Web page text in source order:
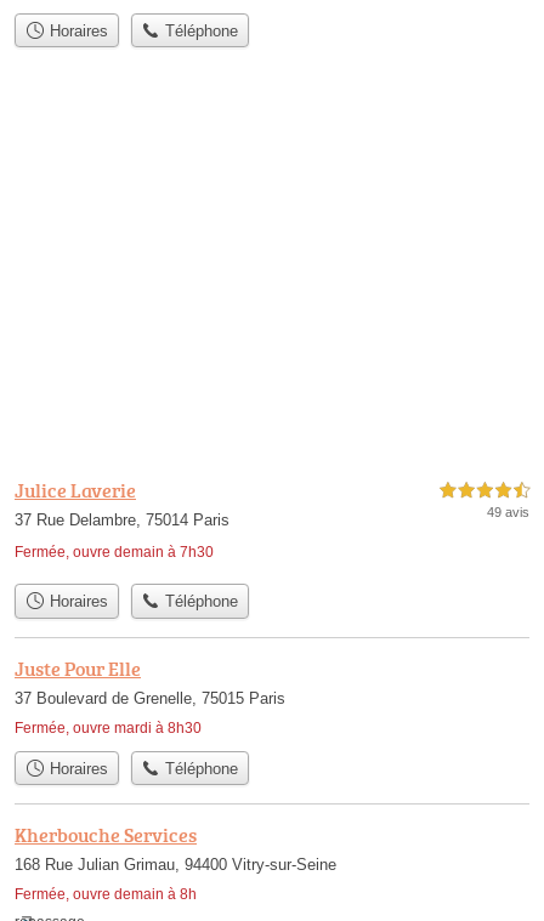
Horaires Téléphone
Julice Laverie
37 Rue Delambre, 75014 Paris
Fermée, ouvre demain à 7h30
4,5 étoiles sur 5
49 avis
Horaires Téléphone
Juste Pour Elle
37 Boulevard de Grenelle, 75015 Paris
Fermée, ouvre mardi à 8h30
Horaires Téléphone
Kherbouche Services
168 Rue Julian Grimau, 94400 Vitry-sur-Seine
Fermée, ouvre demain à 8h